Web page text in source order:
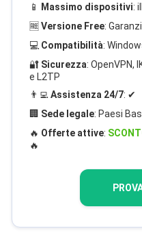
📱
Massimo dispositivi:
🆓Versione Free:
💻 Compatibilità:
🔐 Sicurezza: OpenVPN,
e L2TP
👨‍💻Assistenza 24/7: ✔
🏢 Sede legale: Paesi
🔥 Offerte attive:
🔥